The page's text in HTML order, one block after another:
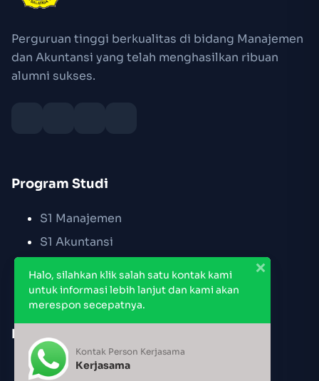
Perguruan tinggi berkualitas di bidang Manajemen
dan Akuntansi yang telah menghasilkan ribuan
alumni sukses.
Program Studi
S1 Manajemen
S1 Akuntansi
Link Cepat
Pendaftaran PMB
Halo, silahkan klik salah satu kontak kami
untuk informasi lebih lanjut dan kami akan
merespon secepatnya.
Kontak Person Kerjasama
Kerjasama